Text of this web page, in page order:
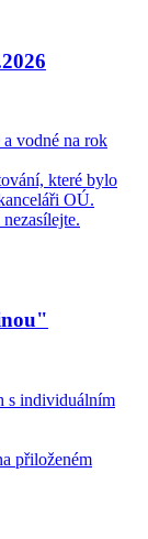
vodné na rok
které bylo
OÚ.
s individuálním
přiloženém